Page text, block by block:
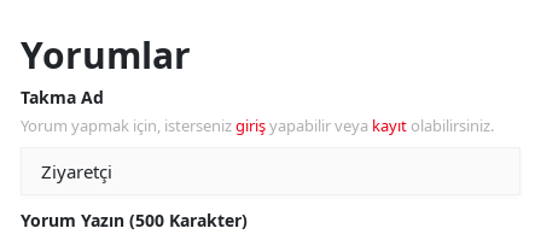
Yorumlar
Takma Ad
Yorum yapmak için, istersenizgirişyapabilir veya kayıt olabilirsiniz.
Yorum Yazın (500 Karakter)